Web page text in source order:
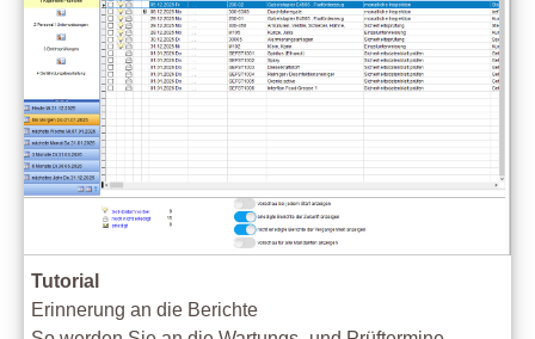
Tutorial
Erinnerung an die Berichte